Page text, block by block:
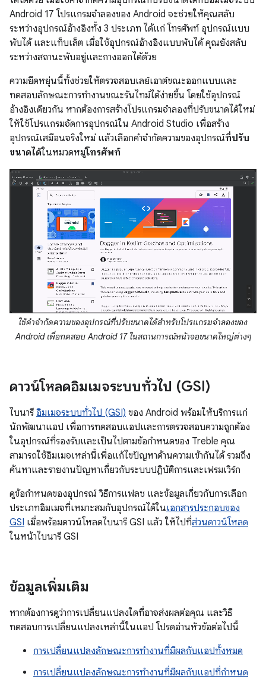
Android 17 โปรแกรมจำลองของ Android จะช่วยให้คุณสลับ
ระหว่างอุปกรณ์อ้างอิงทั้ง 3 ประเภท ได้แก่ โทรศัพท์ อุปกรณ์แบบ
พับได้ และแท็บเล็ต เมื่อใช้อุปกรณ์อ้างอิงแบบพับได้ คุณยังสลับ
ระหว่างสถานะพับอยู่และกางออกได้ด้วย
ความยืดหยุ่นนี้ทั้งช่วยให้ตรวจสอบเลย์เอาต์ขณะออกแบบและ
ทดสอบลักษณะการทำงานขณะรันไทม์ได้ง่ายขึ้น โดยใช้อุปกรณ์
อ้างอิงเดียวกัน หากต้องการสร้างโปรแกรมจำลองที่ปรับขนาดได้ใหม่
ให้ใช้โปรแกรมจัดการอุปกรณ์ใน Android Studio เพื่อสร้าง
อุปกรณ์เสมือนจริงใหม่ แล้วเลือกคำจำกัดความของอุปกรณ์ที่ปรับ
ขนาดได้ในหมวดหมู่โทรศัพท์
ใช้คำจำกัดความของอุปกรณ์ที่ปรับขนาดได้สำหรับโปรแกรมจำลองของ
Android เพื่อทดสอบ Android 17 ในสถานการณ์หน้าจอขนาดใหญ่ต่างๆ
ดาวน์โหลดอิมเมจระบบทั่วไป (GSI)
ไบนารี อิมเมจระบบทั่วไป (GSI) ของ Android พร้อมให้บริการแก่
นักพัฒนาแอป เพื่อการทดสอบแอปและการตรวจสอบความถูกต้อง
ในอุปกรณ์ที่รองรับและเป็นไปตามข้อกำหนดของ Treble คุณ
สามารถใช้อิมเมจเหล่านี้เพื่อแก้ไขปัญหาด้านความเข้ากันได้ รวมถึง
ค้นหาและรายงานปัญหาเกี่ยวกับระบบปฏิบัติการและเฟรมเวิร์ก
ดูข้อกำหนดของอุปกรณ์ วิธีการแฟลช และข้อมูลเกี่ยวกับการเลือก
ประเภทอิมเมจที่เหมาะสมกับอุปกรณ์ได้ในเอกสารประกอบของ
GSI เมื่อพร้อมดาวน์โหลดไบนารี GSI แล้ว ให้ไปที่ส่วนดาวน์โหลด
ในหน้าไบนารี GSI
ข้อมูลเพิ่มเติม
หากต้องการดูว่าการเปลี่ยนแปลงใดที่อาจส่งผลต่อคุณ และวิธี
ทดสอบการเปลี่ยนแปลงเหล่านี้ในแอป โปรดอ่านหัวข้อต่อไปนี้
การเปลี่ยนแปลงลักษณะการทำงานที่มีผลกับแอปทั้งหมด
การเปลี่ยนแปลงลักษณะการทำงานที่มีผลกับแอปที่กำหนด